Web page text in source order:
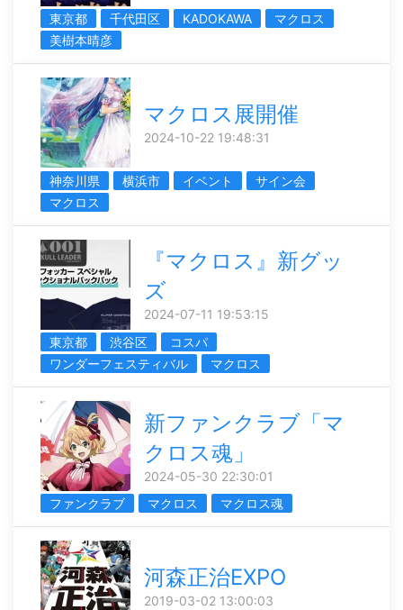
東京都
千代田区 KADOKAWA
マクロス
美樹本晴彦
マクロス展開催
2024-10-22 19:48:31
神奈川県 横浜市 イベント
サイン会
マクロス
『マクロス』新グッ
ズ
2024-07-11 19:53:15
東京都
渋谷区
コスパ
ワンダーフェスティバル
マクロス
新ファンクラブ「マ
クロス魂」
2024-05-30 22:30:01
ファンクラブ
マクロス マクロス魂
河森正治EXPO
2019-03-02 13:00:03